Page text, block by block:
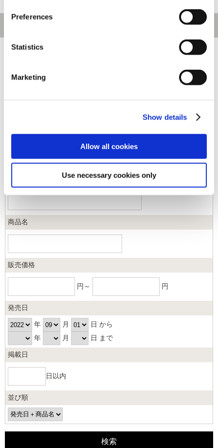
Preferences
Statistics
Marketing
Show details
Allow all cookies
Use necessary cookies only
キーワード
商品名
販売価格
円～ 円
発売日
年 月
日 から
年
月 日 まで
掲載日
日以内
並び順